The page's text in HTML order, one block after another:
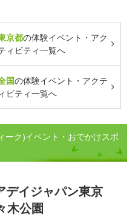
京都の体験イベント・アク
ィビティ一覧へ
国の体験イベント・アクテ
ィビティ一覧へ
ーク)イベント・おでかけスポ
デイジャパン東京
木公園